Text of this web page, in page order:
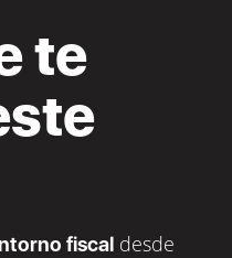
te
fiscal desde